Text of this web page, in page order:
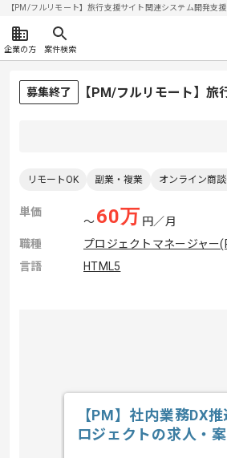
【PM/フルリモート】旅行支援サイト関連システム開発
企業の方 案件検索
募集終了 【PM/フルリモート】
リモートOK 副業・複業 オンライン商
単価
〜60万 円／月
職種
プロジェクトマネージャー
言語
HTML5
【PM】社内業務DX
ロジェクトの求人・